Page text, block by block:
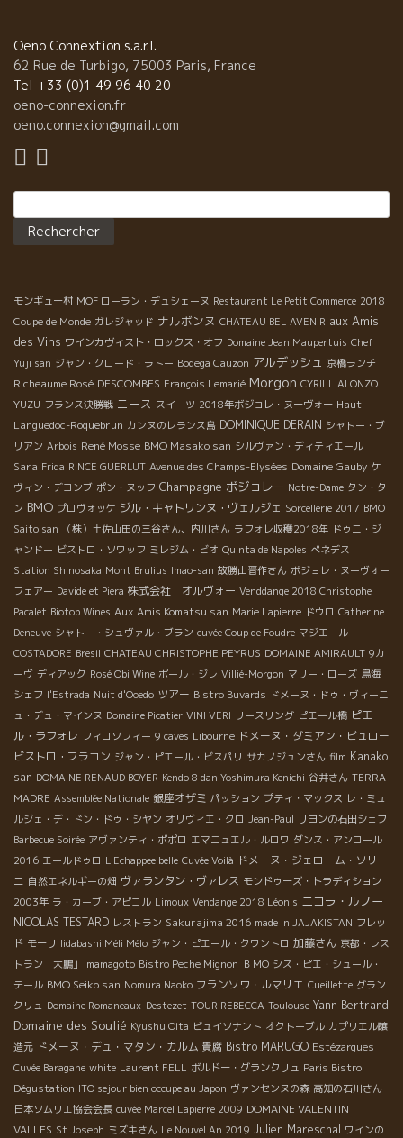
Oeno Connextion s.a.r.l.
62 Rue de Turbigo, 75003 Paris, France
Tel +33 (0)1 49 96 40 20
oeno-connexion.fr
oeno.connexion@gmail.com
モンギュー村 MOF ローラン・デュシェーヌ Restaurant Le Petit Commerce 2018
Coupe de Monde ガレジャッド ナルボンヌ CHATEAU BEL AVENIR aux Amis
des Vins ワインカヴィスト・ロックス・オフ Domaine Jean Maupertuis Chef
Yuji san ジャン・クロード・ラトー Bodega Cauzon アルデッシュ 京橋ランチ
Richeaume Rosé DESCOMBES François Lemarié Morgon CYRILL ALONZO
YUZU フランス決勝戦 ニース スイーツ 2018年ボジョレ・ヌーヴォー Haut
Languedoc-Roquebrun カンヌのレランス島 DOMINIQUE DERAIN シャトー・ブ
リアン Arbois René Mosse BMO Masako san シルヴァン・ディティエール
Sara Frida RINCE GUERLUT Avenue des Champs-Elysées Domaine Gauby ケ
ヴィン・デコンブ ポン・ヌッフ Champagne ボジョレー Notre-Dame タン・タ
ン BMO プロヴォッケ ジル・キャトリンヌ・ヴェルジェ Sorcellerie 2017 BMO
Saito san
（株）土佐山田の三谷さん、内川さん ラフォレ収穫2018年 ドゥニ・ジ
ャンドー ビストロ・ソワッフ ミレジム・ビオ Quinta de Napoles ぺネデス
Station Shinosaka Mont Brulius Imao-san 故勝山晋作さん ボジョレ・ヌーヴォー
フェアー Davide et Piera 株式会社 オルヴォー Venddange 2018 Christophe
Pacalet Biotop Wines Aux Amis Komatsu san Marie Lapierre ドウロ Catherine
Deneuve シャトー・シュヴァル・ブラン cuvée Coup de Foudre マジエール
COSTADORE Bresil CHATEAU CHRISTOPHE PEYRUS DOMAINE AMIRAULT 9カ
ーヴ ディアック Rosé Obi Wine ポール・ジレ Villié-Morgon マリー・ローズ 鳥海
シェフ l'Estrada Nuit d'Ooedo ツアー Bistro Buvards ドメーヌ・ドゥ・ヴィーニ
ュ・デュ・マインヌ Domaine Picatier VINI VERI リースリング ピエール橋 ピエー
ル・ラフォレ フィロソフィー 9 caves Libourne ドメーヌ・ダミアン・ビュロー
ビストロ・フラコン ジャン・ピエール・ビスパリ サカノジュンさん film Kanako
san DOMAINE RENAUD BOYER Kendo 8 dan Yoshimura Kenichi 谷井さん TERRA
MADRE Assemblée Nationale 銀座オザミ パッション プティ・マックス レ・ミュ
ルジェ・デ・ドン・ドゥ・シヤン オリヴィエ・クロ Jean-Paul リヨンの石田シェフ
Barbecue Soirée アヴァンティ・ポポロ エマニュエル・ルロワ ダンス・アンコール
2016 エールドゥロ L'Echappee belle Cuvée Voilà ドメーヌ・ジェローム・ソリー
ニ 自然エネルギーの畑 ヴァランタン・ヴァレス モンドゥーズ・トラディション
2003年 ラ・カーブ・アピコル Limoux Vendange 2018 Léonis ニコラ・ルノー
NICOLAS TESTARD レストラン Sakurajima 2016 made in JAJAKISTAN フレッ
ド モーリ Iidabashi Méli Mélo ジャン・ピエール・クワントロ 加藤さん 京都・レス
トラン「大鵬」
mamagoto Bistro Peche Mignon ＢＭО シス・ピエ・シュール・
テール BMO Seiko san Nomura Naoko フランソワ・ルマリエ Cueillette グラン
クリュ Domaine Romaneaux-Destezet TOUR REBECCA Toulouse Yann Bertrand
Domaine des Soulié Kyushu Oita ビュイソナント オクトーブル カプリエル醸
造元 ドメーヌ・デュ・マタン・カルム 貴腐 Bistro MARUGO Estézargues
Cuvée Baragane white Laurent FELL ボルドー・グランクリュ Paris Bistro
Dégustation ITO sejour bien occupe au Japon ヴァンセンヌの森 高知の石川さん
日本ソムリエ協会会長 cuvée Marcel Lapierre 2009 DOMAINE VALENTIN
VALLES St Joseph ミズキさん Le Nouvel An 2019 Julien Mareschal ワインの